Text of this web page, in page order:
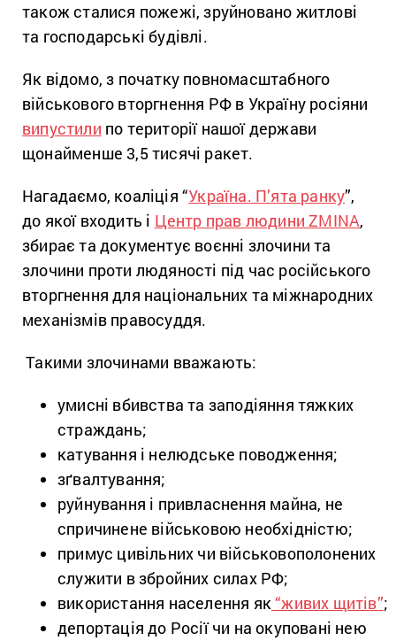
також сталися пожежі, зруйновано житлові
та господарські будівлі.
Як відомо, з початку повномасштабного
військового вторгнення РФ в Україну росіяни
випустили по території нашої держави
щонайменше 3,5 тисячі ракет.
Нагадаємо, коаліція “Україна. П’ята ранку”,
до якої входить і Центр прав людини ZMINA,
збирає та документує воєнні злочини та
злочини проти людяності під час російського
вторгнення для національних та міжнародних
механізмів правосуддя.
Такими злочинами вважають:
умисні вбивства та заподіяння тяжких
страждань;
катування і нелюдське поводження;
зґвалтування;
руйнування і привласнення майна, не
спричинене військовою необхідністю;
примус цивільних чи військовополонених
служити в збройних силах РФ;
використання населення як“живих щитів”;
депортація до Росії чи на окуповані нею